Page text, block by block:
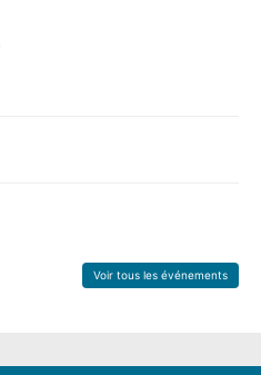
Voir tous les événements